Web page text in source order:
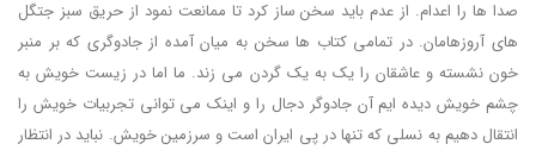
صدا ها را اعدام. از عدم باید سخن ساز کرد تا ممانعت نمود از حریق سبز جتگل
های آروزهامان. در تمامی کتاب ها سخن به میان آمده از جادوگری که بر منبر
خون نشسته و عاشقان را یک به یک گردن می زند. ما اما در زیست خویش به
چشم خویش دیده ایم آن جادوگر دجال را و اینک می توانی تجربیات خویش را
انتقال دهیم به نسلی که تنها در پی ایران است و سرزمین خویش. نباید در انتظار